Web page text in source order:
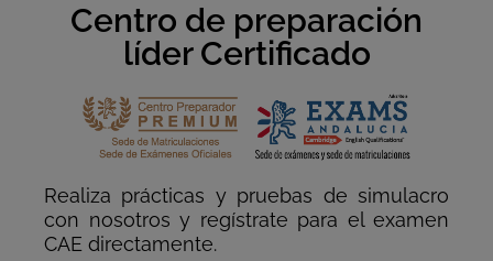
Centro de preparación
líder Certificado
Realiza prácticas y pruebas de simulacro
con nosotros y regístrate para el examen
CAE directamente.